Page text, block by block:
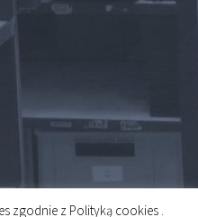
zgodnie z Polityką cookies .